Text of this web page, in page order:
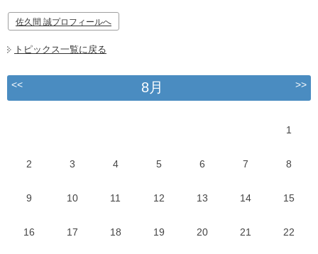
佐久間 誠プロフィールへ
トピックス一覧に戻る
<< 8月 >>
1
2 3 4 5 6 7 8
9 10 11 12 13 14 15
16 17 18 19 20 21 22